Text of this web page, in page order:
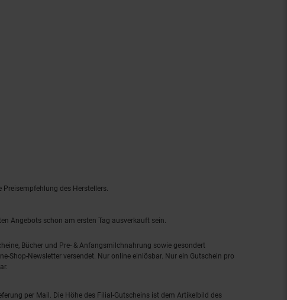
des Herstellers.
Angebots schon am ersten Tag ausverkauft sein.
Bücher und Pre- & Anfangsmilchnahrung sowie gesondert
Shop-Newsletter versendet. Nur online einlösbar. Nur ein Gutschein pro
per Mail. Die Höhe des Filial-Gutscheins ist dem Artikelbild des